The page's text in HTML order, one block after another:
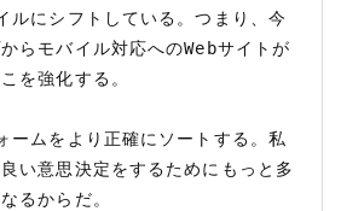
ルにシフトしている。つまり、今
らモバイル対応へのWebサイトが
を強化する。
ームをより正確にソートする。私
い意思決定をするためにもっと多
るからだ。